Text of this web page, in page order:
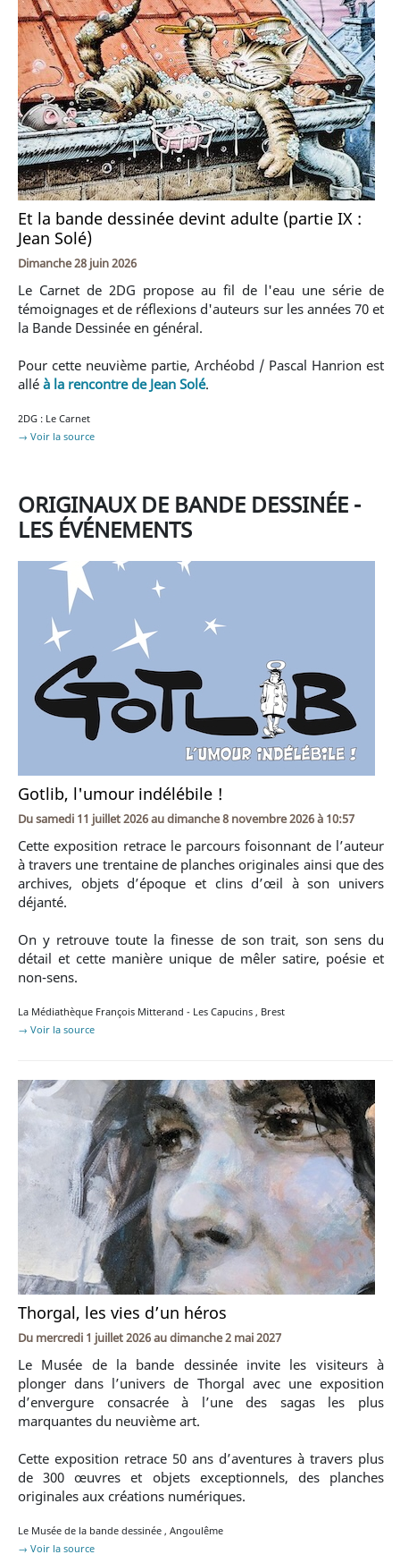
Et la bande dessinée devint adulte (partie IX :
Jean Solé)
Dimanche 28 juin 2026
Le Carnet de 2DG propose au fil de l'eau une série de
témoignages et de réflexions d'auteurs sur les années 70 et
la Bande Dessinée en général.
Pour cette neuvième partie, Archéobd / Pascal Hanrion est
allé à la rencontre de Jean Solé.
2DG : Le Carnet
→ Voir la source
ORIGINAUX DE BANDE DESSINÉE -
LES ÉVÉNEMENTS
Gotlib, l'umour indélébile !
Dusamedi 11 juillet 2026audimanche 8 novembre 2026 à 10:57
Cette exposition retrace le parcours foisonnant de l’auteur
à travers une trentaine de planches originales ainsi que des
archives, objets d’époque et clins d’œil à son univers
déjanté.
On y retrouve toute la finesse de son trait, son sens du
détail et cette manière unique de mêler satire, poésie et
non-sens.
La Médiathèque François Mitterand - Les Capucins , Brest
→ Voir la source
Thorgal, les vies d’un héros
Du mercredi 1 juillet 2026audimanche 2 mai 2027
Le Musée de la bande dessinée invite les visiteurs à
plonger dans l’univers de Thorgal avec une exposition
d’envergure consacrée à l’une des sagas les plus
marquantes du neuvième art.
Cette exposition retrace 50 ans d’aventures à travers plus
de 300 œuvres et objets exceptionnels, des planches
originales aux créations numériques.
Le Musée de la bande dessinée , Angoulême
→ Voir la source